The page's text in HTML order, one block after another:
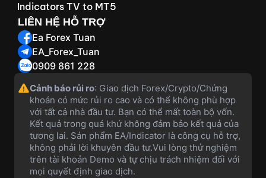
Indicators TV to MT5
LIÊN HỆ HỖ TRỢ
Ea Forex Tuan
EA_Forex_Tuan
0909 861 228
Cảnh báo rủi ro: Giao dịch Forex/Crypto/Chứng
khoán có mức rủi ro cao và có thể không phù hợp
với tất cả nhà đầu tư. Bạn có thể mất toàn bộ vốn.
Kết quả trong quá khứ không đảm bảo kết quả của
tương lai. Sản phẩm EA/Indicator là công cụ hỗ trợ,
không phải lời khuyên đầu tư.Vui lòng thử nghiệm
trên tài khoản Demo và tự chịu trách nhiệm đối với
mọi quyết định giao dịch.